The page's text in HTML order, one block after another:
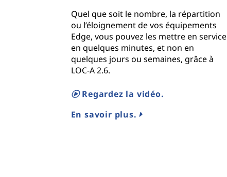
Quel que soit le nombre, la répartition
ou l’éloignement de vos équipements
Edge, vous pouvez les mettre en service
en quelques minutes, et non en
quelques jours ou semaines, grâce à
LOC-A 2.6.
Regardez la vidéo.
En savoir plus.